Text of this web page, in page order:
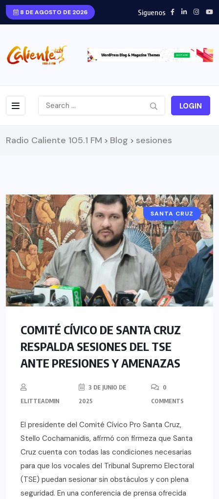
8 DE AGOSTO DE 2026 Siguenos
LOGIN
Radio Caliente 105.1 FM > Blog > sesiones
SANTA CRUZ
COMITÉ CÍVICO DE SANTA CRUZ
RESPALDA SESIONES DEL TSE
ANTE PRESIONES Y AMENAZAS
ELITTEADMIN
3 DE JUNIO DE
2025
0
COMMENTS
El presidente del Comité Cívico Pro Santa Cruz,
Stello Cochamanidis, afirmó con firmeza que Santa
Cruz cuenta con todas las condiciones necesarias
para que los vocales del Tribunal Supremo Electoral
(TSE) puedan sesionar sin obstáculos y con plena
seguridad. En una conferencia de prensa ofrecida